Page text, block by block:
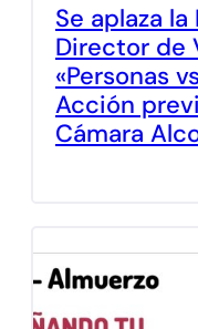
Se aplaza
Director de
«Personas
Acción
Cámara